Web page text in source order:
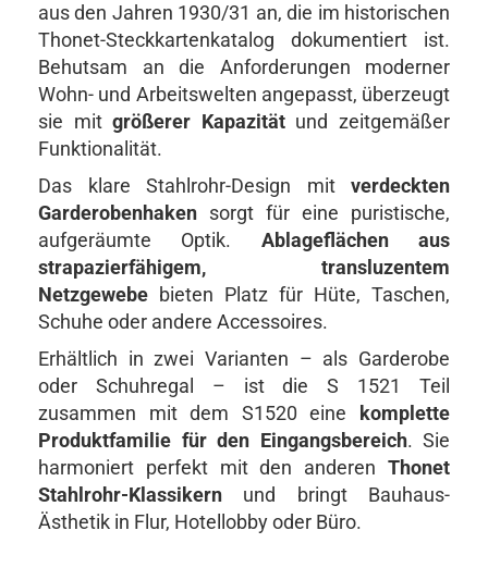
aus den Jahren 1930/31 an, die im historischen
Thonet-Steckkartenkatalog dokumentiert ist.
Behutsam an die Anforderungen moderner
Wohn- und Arbeitswelten angepasst, überzeugt
sie mitgrößerer Kapazitätund zeitgemäßer
Funktionalität.
Das klare Stahlrohr-Design mit verdeckten
Garderobenhaken sorgt für eine puristische,
aufgeräumte Optik. Ablageflächen aus
strapazierfähigem, transluzentem
Netzgewebe bieten Platz für Hüte, Taschen,
Schuhe oder andere Accessoires.
Erhältlich in zwei Varianten – als Garderobe
oder Schuhregal – ist die S 1521 Teil
zusammen mit dem S1520 eine
komplette
Produktfamilie für den Eingangsbereich. Sie
harmoniert perfekt mit den anderen Thonet
Stahlrohr-Klassikern und bringt Bauhaus-
Ästhetik in Flur, Hotellobby oder Büro.